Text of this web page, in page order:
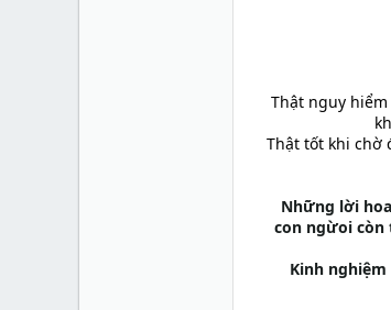
Thật nguy
Thật tốt khi chờ
Những lời
con ngừoi còn
Kinh